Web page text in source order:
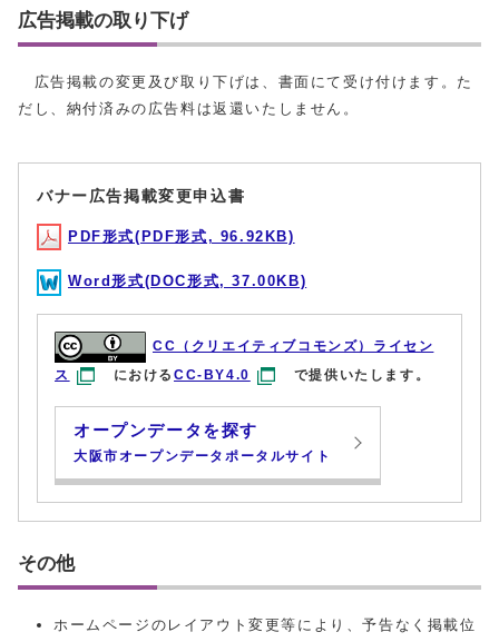
広告掲載の取り下げ
広告掲載の変更及び取り下げは、書面にて受け付けます。た
だし、納付済みの広告料は返還いたしません。
バナー広告掲載変更申込書
PDF形式(PDF形式, 96.92KB)
Word形式(DOC形式, 37.00KB)
CC（クリエイティブコモンズ）ライセン
ス
におけるCC-BY4.0 で提供いたします。
オープンデータを探す
大阪市オープンデータポータルサイト
その他
ホームページのレイアウト変更等により、予告なく掲載位